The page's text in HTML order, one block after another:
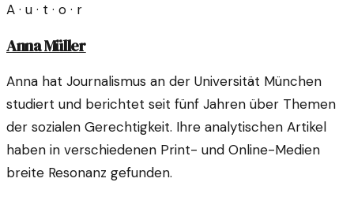
A · u · t · o · r
Anna Müller
Anna hat Journalismus an der Universität München
studiert und berichtet seit fünf Jahren über Themen
der sozialen Gerechtigkeit. Ihre analytischen Artikel
haben in verschiedenen Print- und Online-Medien
breite Resonanz gefunden.